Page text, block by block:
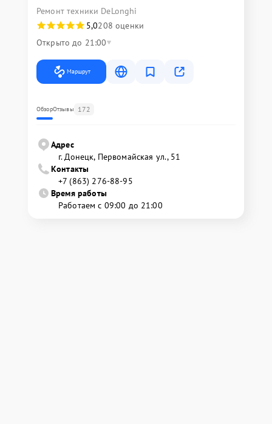
Ремонт техники DeLonghi
5,0208 оценки
Открыто до 21:00
Маршрут
ОбзорОтзывы 172
Адрес
г. Донецк, Первомайская ул., 51
Контакты
+7 (863) 276-88-95
Время работы
Работаем с 09:00 до 21:00